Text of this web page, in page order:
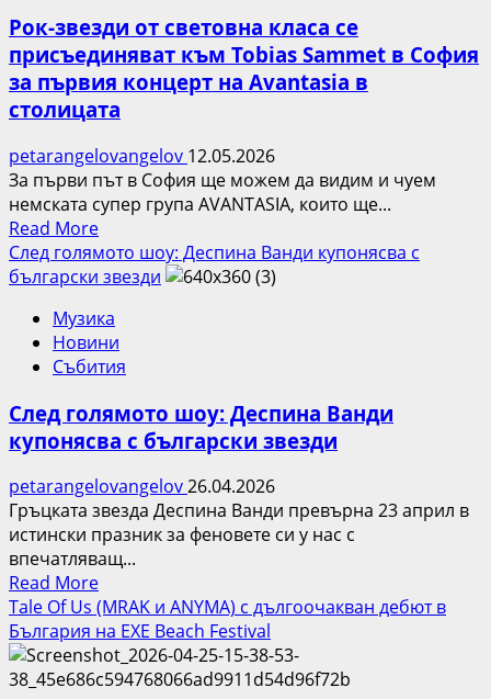
нов
вайб,
топ
изпълнители
световната
звезда
в
социалните
мрежи
Andrew
aka
Red
Carpet
Рок-звезди от световна класа се
присъединяват към Tobias Sammet в София
за първия концерт на Avantasia в
столицата
petarangelovangelov 12.05.2026
За първи път в София ще можем да видим и чуем
немската супер група AVANTASIA, които ще...
Read MoreRead
more
about
звезди
от
световна
се
присъединяват
Tobias
Sammet
в
София
за
първия
концерт
на
Avantasia
След голямото шоу: Деспина Ванди купонясва с
български звезди
Музика
Новини
Събития
След голямото шоу: Деспина Ванди
купонясва с български звезди
petarangelovangelov26.04.2026
Гръцката звезда Деспина Ванди превърна 23 април в
истински празник за феновете си у нас с
впечатляващ...
Read MoreRead
more
about
След
голямото
Tale Of Us (MRAK и ANYMA) с дългоочакван дебют в
България на EXE Beach Festival